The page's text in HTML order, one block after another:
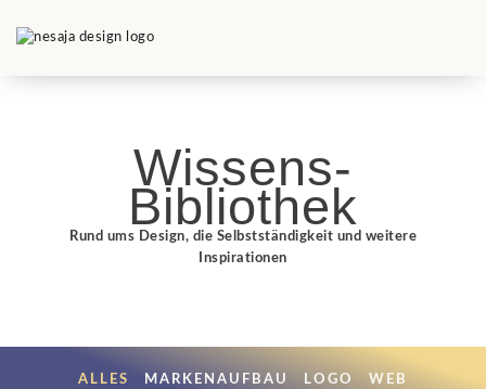
Wissens-
Bibliothek
Rund ums Design, die Selbstständigkeit und weitere
Inspirationen
ALLES MARKENAUFBAU LOGO
WEB